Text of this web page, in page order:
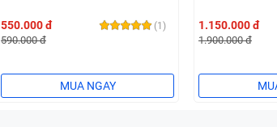
(1)
550.000 đ
590.000 đ
MUA NGAY
1.150.000 đ
1.900.000 đ